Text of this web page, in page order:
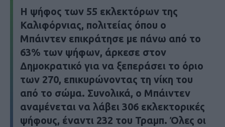
Η ψήφος των 55 εκλεκτόρων της
Καλιφόρνιας, πολιτείας όπου ο
Μπάιντεν επικράτησε με πάνω από το
63% των ψήφων, άρκεσε στον
Δημοκρατικό για να ξεπεράσει το όριο
των 270, επικυρώνοντας τη νίκη του
από το σώμα. Συνολικά, ο Μπάιντεν
αναμένεται να λάβει 306 εκλεκτορικές
ψήφους, έναντι 232 του Τραμπ. Όλες οι